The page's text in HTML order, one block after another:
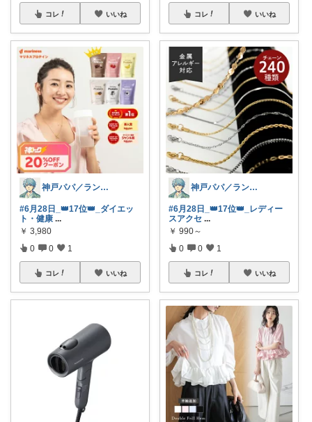
コレ いいね
神戸パパ／ランキング＆レビュー毎日掲載
#6月28日_👑17位👑_ダイエッ
ト・健康 ...
￥ 3,980
0 0 1
コレ いいね
コレ いいね
神戸パパ／ランキング＆レビュー毎日掲載
#6月28日_👑17位👑_レディー
スアクセ ...
￥ 990～
0 0 1
コレ いいね